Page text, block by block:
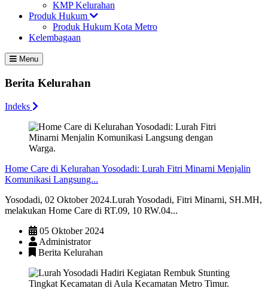
KMP Kelurahan
Produk Hukum
Produk Hukum Kota Metro
Kelembagaan
Menu
Berita Kelurahan
Indeks
Home Care di Kelurahan Yosodadi: Lurah Fitri Minarni Menjalin
Komunikasi Langsung...
Yosodadi, 02 Oktober 2024.Lurah Yosodadi, Fitri Minarni, SH.MH,
melakukan Home Care di RT.09, 10 RW.04...
05 Oktober 2024
Administrator
Berita Kelurahan